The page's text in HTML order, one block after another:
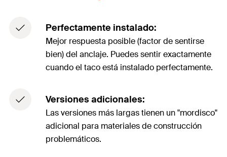
Perfectamente instalado:
Mejor respuesta posible (factor de sentirse
bien) del anclaje. Puedes sentir exactamente
cuando el taco está instalado perfectamente.
Versiones adicionales:
Las versiones más largas tienen un "mordisco"
adicional para materiales de construcción
problemáticos.